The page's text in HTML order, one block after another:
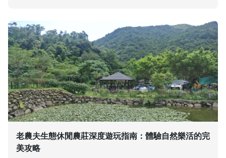
老農夫生態休閒農莊深度遊玩指南：體驗自然樂活的完
美攻略